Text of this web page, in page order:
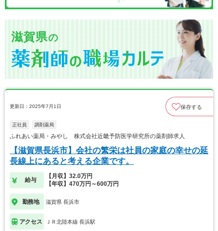
滋賀県の
更新日：2025年7月1日 保存する
正社員 調剤薬局
ふれあい薬局・みやし 株式会社近畿予防医学研究所の薬剤師求人
【滋賀県長浜市】会社の繁栄は社員の家庭の幸せの延
長線上にあると考える企業です。
給与
【月収】32.0万円
【年収】470万円～600万円
勤務地 滋賀県 長浜市
アクセス ＪＲ北陸本線 長浜駅